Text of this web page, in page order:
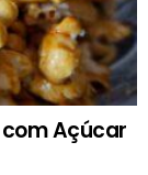
Açúcar